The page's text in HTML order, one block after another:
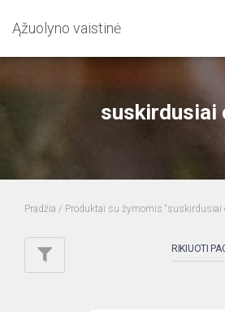
Ąžuolyno vaistinė
suskirdusiai
Pradžia / Produktai su žymomis “suskirdusiai